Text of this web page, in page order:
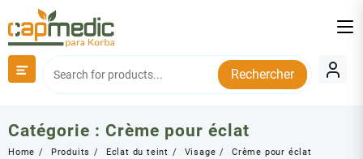
to
content
Rechercher
Catégorie : Crème pour éclat
Home Produits Eclat du teint Visage Crème pour éclat